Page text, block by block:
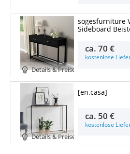
Details & Preise
sogesfurniture
Sideboard
ca.70 €
kostenlose
Details & Preise
[en.casa]
ca. 50 €
kostenlose